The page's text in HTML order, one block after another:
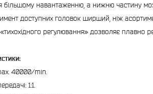
більшому навантаженню, а нижню частину
доступних головок ширший, ніж
регулювання» дозволяє плавно
40000/min.
1:1.